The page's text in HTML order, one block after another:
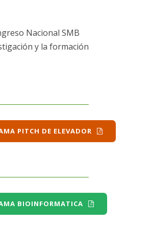
Nacional SMB
y la formación
PITCH DE ELEVADOR
BIOINFORMATICA